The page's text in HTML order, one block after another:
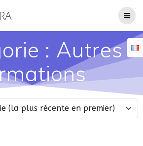
: Autres